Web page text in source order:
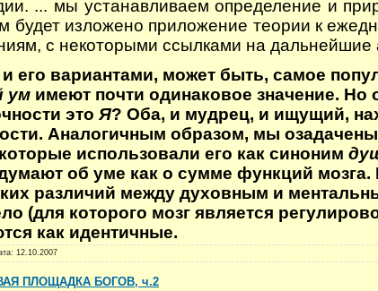
... мы устанавливаем определение и
будет изложено приложение теории к
с некоторыми ссылками на дальнейшие
и его вариантами, может быть, самое
ум имеют почти одинаковое значение. Но
это Я? Оба, и мудрец, и ищущий,
Аналогичным образом, мы
использовали его как синоним
об уме как о сумме функций мозга.
различий между духовным и
(для которого мозг является
как идентичные.
12.10.2007
ПЛОЩАДКА БОГОВ, ч.2